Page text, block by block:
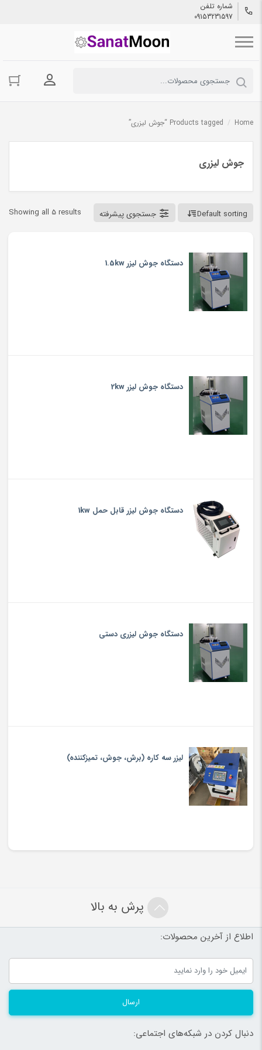
شماره تلفن
09153231597
ورود به
Home
/ Products tagged “جوش لیزری”
جوش لیزری
Showing all 5 results Default sorting جستجوی پیشرفته
دستگاه جوش لیزر 1.5kw
دستگاه جوش لیزر 2kw
دستگاه جوش لیزر قابل حمل 1kw
دستگاه جوش لیزری دستی
لیزر سه کاره (برش، جوش، تميزكننده)
پرش به بالا
اطلاع از آخرین محصولات:
ارسال
دنبال کردن در شبکه‌های اجتماعی: